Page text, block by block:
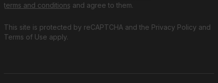
This site is protected by reCAPTCHA and the Privacy Policy and
Terms of Use apply.
terms and conditions and agree to them.